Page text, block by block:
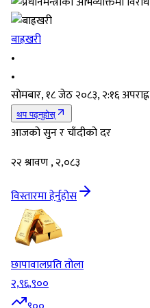
बाह्रखरी
•
•
सोमबार, १८ जेठ २०८३, २:१६ अपराह्न
थप पढ्नुहोस्
आजको सुन र चाँदीको दर
२२ श्रावण , २,०८३
विस्तारमा हेर्नुहोस
छापावालप्रति तोला
२,९६,९००